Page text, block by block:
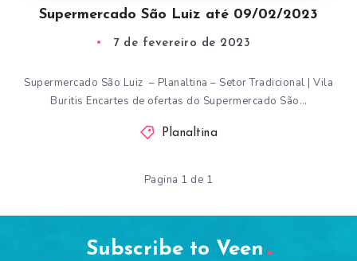
Supermercado São Luiz até 09/02/2023
7 de fevereiro de 2023
Supermercado São Luiz – Planaltina – Setor Tradicional | Vila
Buritis Encartes de ofertas do Supermercado São…
Planaltina
Pagina 1 de 1
Subscribe to Veen